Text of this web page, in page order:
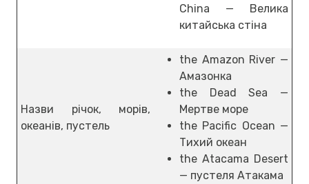
China — Велика
китайська стіна
Назви річок, морів,
океанів, пустель
the Amazon River —
Амазонка
the Dead Sea —
Мертве море
the Pacific Ocean —
Тихий океан
the Atacama Desert
— пустеля Атакама